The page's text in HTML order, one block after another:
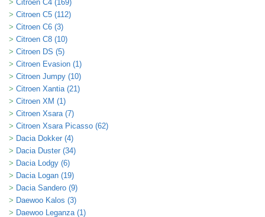
Citroen C4 (169)
Citroen C5 (112)
Citroen C6 (3)
Citroen C8 (10)
Citroen DS (5)
Citroen Evasion (1)
Citroen Jumpy (10)
Citroen Xantia (21)
Citroen XM (1)
Citroen Xsara (7)
Citroen Xsara Picasso (62)
Dacia Dokker (4)
Dacia Duster (34)
Dacia Lodgy (6)
Dacia Logan (19)
Dacia Sandero (9)
Daewoo Kalos (3)
Daewoo Leganza (1)